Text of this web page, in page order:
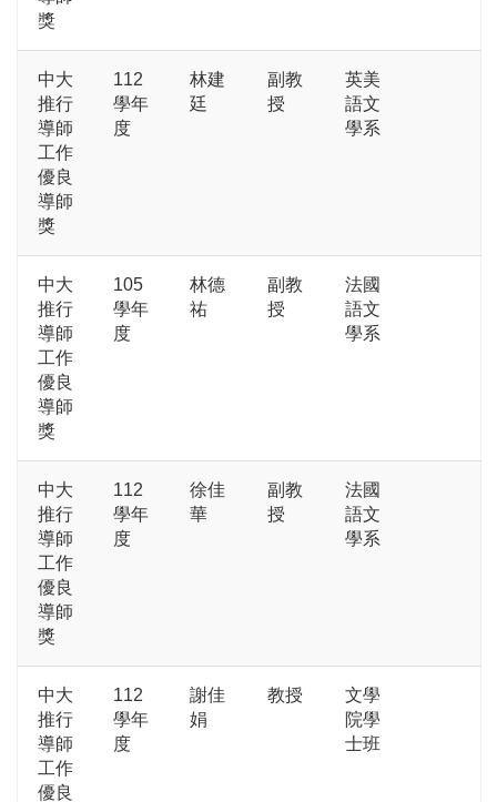
獎
中大
推行
導師
工作
優良
導師
獎
112
學年
度
林建
廷
副教
授
英美
語文
學系
中大
推行
導師
工作
優良
導師
獎
105
學年
度
林德
祐
副教
授
法國
語文
學系
中大
推行
導師
工作
優良
導師
獎
112
學年
度
徐佳
華
副教
授
法國
語文
學系
中大
推行
導師
工作
優良
112
學年
度
謝佳
娟
教授
文學
院學
士班